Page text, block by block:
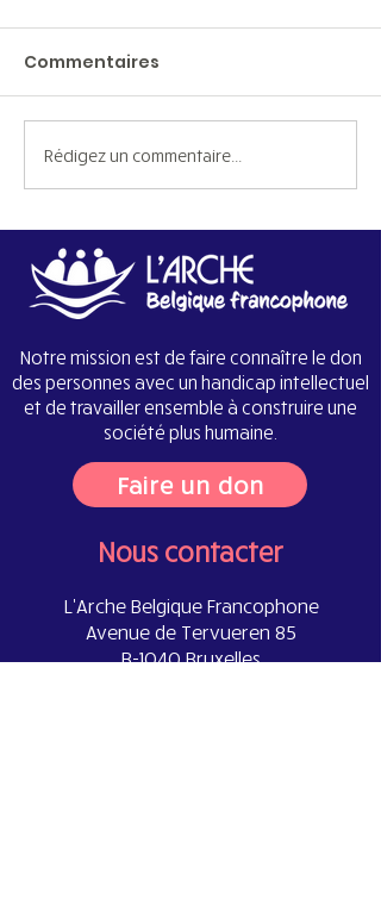
L'Arche Bruxelles en
chiffres
Commentaires
Rédigez un commentaire...
Notre mission est de faire connaître le don
des personnes avec un handicap intellectuel
et de travailler ensemble à construire une
société plus humaine.
Faire un don
Nous contacter
L'Arche Belgique Francophone
Avenue de Tervueren 85
B-1040 Bruxelles